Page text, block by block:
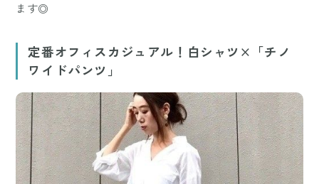
ます◎
定番オフィスカジュアル！白シャツ×「チノ
ワイドパンツ」